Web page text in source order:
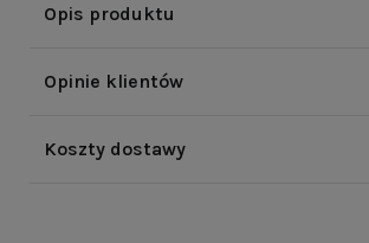
Opis produktu
Opinie klientów
Koszty dostawy